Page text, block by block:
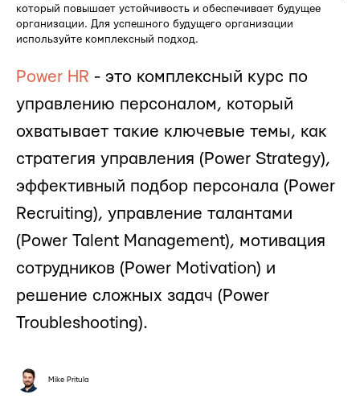
который повышает устойчивость и обеспечивает будущее
организации. Для успешного будущего организации
используйте комплексный подход.
Power HR - это комплексный курс по
управлению персоналом, который
охватывает такие ключевые темы, как
стратегия управления (Power Strategy),
эффективный подбор персонала (Power
Recruiting), управление талантами
(Power Talent Management), мотивация
сотрудников (Power Motivation) и
решение сложных задач (Power
Troubleshooting).
Mike Pritula